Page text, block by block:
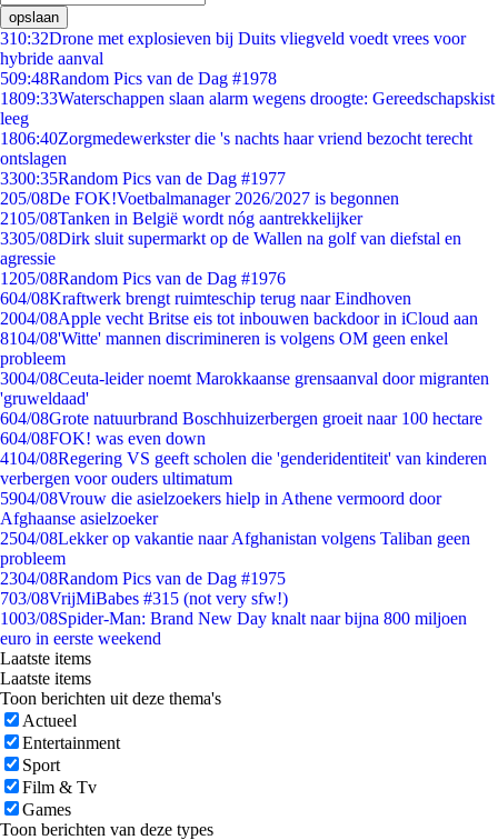
opslaan
310:32Drone met explosieven bij Duits vliegveld voedt vrees voor
hybride aanval
509:48Random Pics van de Dag #1978
1809:33Waterschappen slaan alarm wegens droogte: Gereedschapskist
leeg
1806:40Zorgmedewerkster die 's nachts haar vriend bezocht terecht
ontslagen
3300:35Random Pics van de Dag #1977
205/08De FOK!Voetbalmanager 2026/2027 is begonnen
2105/08Tanken in België wordt nóg aantrekkelijker
3305/08Dirk sluit supermarkt op de Wallen na golf van diefstal en
agressie
1205/08Random Pics van de Dag #1976
604/08Kraftwerk brengt ruimteschip terug naar Eindhoven
2004/08Apple vecht Britse eis tot inbouwen backdoor in iCloud aan
8104/08'Witte' mannen discrimineren is volgens OM geen enkel
probleem
3004/08Ceuta-leider noemt Marokkaanse grensaanval door migranten
'gruweldaad'
604/08Grote natuurbrand Boschhuizerbergen groeit naar 100 hectare
604/08FOK! was even down
4104/08Regering VS geeft scholen die 'genderidentiteit' van kinderen
verbergen voor ouders ultimatum
5904/08Vrouw die asielzoekers hielp in Athene vermoord door
Afghaanse asielzoeker
2504/08Lekker op vakantie naar Afghanistan volgens Taliban geen
probleem
2304/08Random Pics van de Dag #1975
703/08VrijMiBabes #315 (not very sfw!)
1003/08Spider-Man: Brand New Day knalt naar bijna 800 miljoen
euro in eerste weekend
Laatste items
Laatste items
Toon berichten uit deze thema's
Actueel
Entertainment
Sport
Film & Tv
Games
Toon berichten van deze types